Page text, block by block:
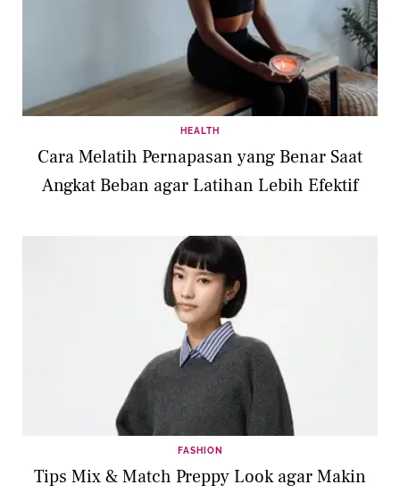
HEALTH
Cara Melatih Pernapasan yang Benar Saat
Angkat Beban agar Latihan Lebih Efektif
FASHION
Tips Mix & Match Preppy Look agar Makin